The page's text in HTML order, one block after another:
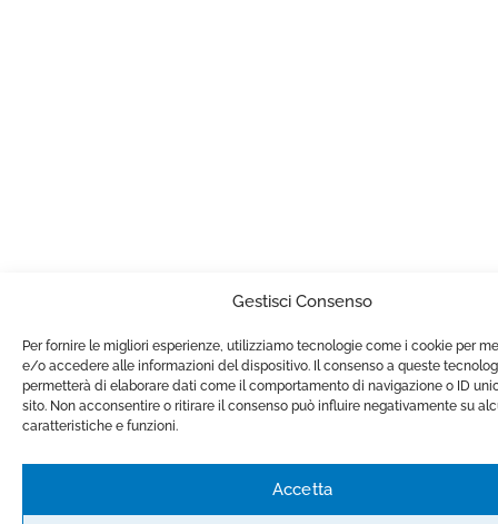
Gestisci Consenso
Per fornire le migliori esperienze, utilizziamo tecnologie come i cookie per
e/o accedere alle informazioni del dispositivo. Il consenso a queste
permetterà di elaborare dati come il comportamento di navigazione o ID
sito. Non acconsentire o ritirare il consenso può influire negativamente su
caratteristiche e funzioni.
Accetta